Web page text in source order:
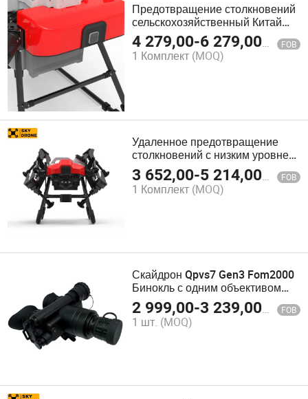
Предотвращение столкновений
сельскохозяйственный Китай
ФПВ распылитель
профессиональный БПЛА ГПС
агродрон SD-X420
4 279,00-6 279,00$ FOB
1 Комплект (MOQ)
Удаленное предотвращение
столкновений с низким уровнем,
дроны Китая, камера,
распыляющий дрон,
летательные аппараты, ОЕМ
3 652,00-5 214,00$ FOB
1 Комплект (MOQ)
Скайдрон Qpvs7 Gen3 Fom2000
Бинокль с одним объективом
для низкой освещенности
ночного видения
2 999,00-3 239,00$ FOB
1 шт. (MOQ)